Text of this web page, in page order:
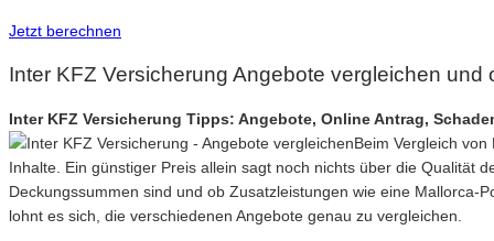
Jetzt berechnen
Inter KFZ Versicherung Angebote vergleichen und
Inter KFZ Versicherung Tipps: Angebote, Online Antrag,
Beim Vergleich
Inhalte. Ein günstiger Preis allein sagt noch nichts über die Qualität
Deckungssummen sind und ob Zusatzleistungen wie eine
lohnt es sich, die verschiedenen Angebote genau zu vergleichen.